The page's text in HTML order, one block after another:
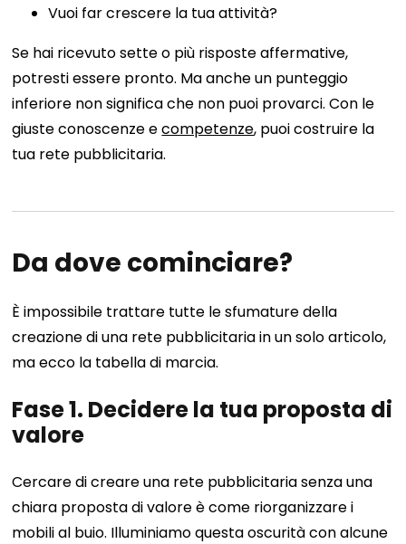
Vuoi far crescere la tua attività?
Se hai ricevuto sette o più risposte affermative,
potresti essere pronto. Ma anche un punteggio
inferiore non significa che non puoi provarci. Con le
giuste conoscenze ecompetenze, puoi costruire la
tua rete pubblicitaria.
Da dove cominciare?
È impossibile trattare tutte le sfumature della
creazione di una rete pubblicitaria in un solo articolo,
ma ecco la tabella di marcia.
Fase 1. Decidere la tua proposta di
valore
Cercare di creare una rete pubblicitaria senza una
chiara proposta di valore è come riorganizzare i
mobili al buio. Illuminiamo questa oscurità con alcune